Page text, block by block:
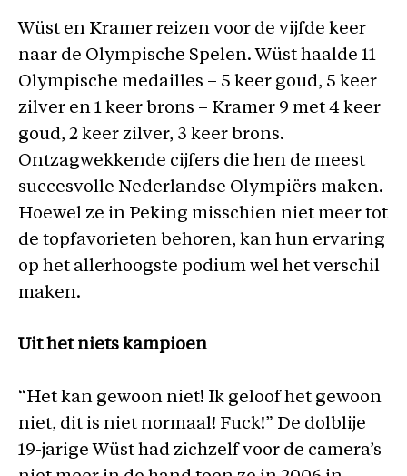
Wüst en Kramer reizen voor de vijfde keer
naar de Olympische Spelen. Wüst haalde 11
Olympische medailles – 5 keer goud, 5 keer
zilver en 1 keer brons – Kramer 9 met 4 keer
goud, 2 keer zilver, 3 keer brons.
Ontzagwekkende cijfers die hen de meest
succesvolle Nederlandse Olympiërs maken.
Hoewel ze in Peking misschien niet meer tot
de topfavorieten behoren, kan hun ervaring
op het allerhoogste podium wel het verschil
maken.
Uit het niets kampioen
“Het kan gewoon niet! Ik geloof het gewoon
niet, dit is niet normaal! Fuck!” De dolblije
19-jarige Wüst had zichzelf voor de camera’s